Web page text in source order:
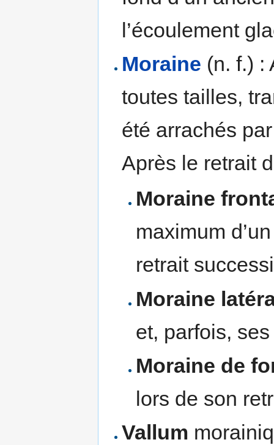
l’écoulement
Moraine (n. f.) :
toutes tailles,
été arrachés
Après le retrait
Moraine
maximum
retrait
Moraine
et, parfois,
Moraine de
lors de son
Vallum